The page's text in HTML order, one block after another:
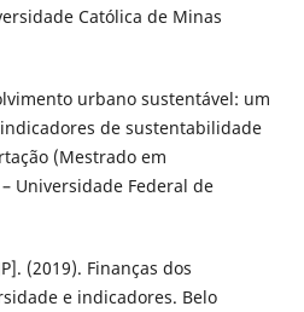
Católica de Minas
urbano sustentável: um
de sustentabilidade
(Mestrado em
Universidade Federal de
(2019). Finanças dos
e indicadores. Belo